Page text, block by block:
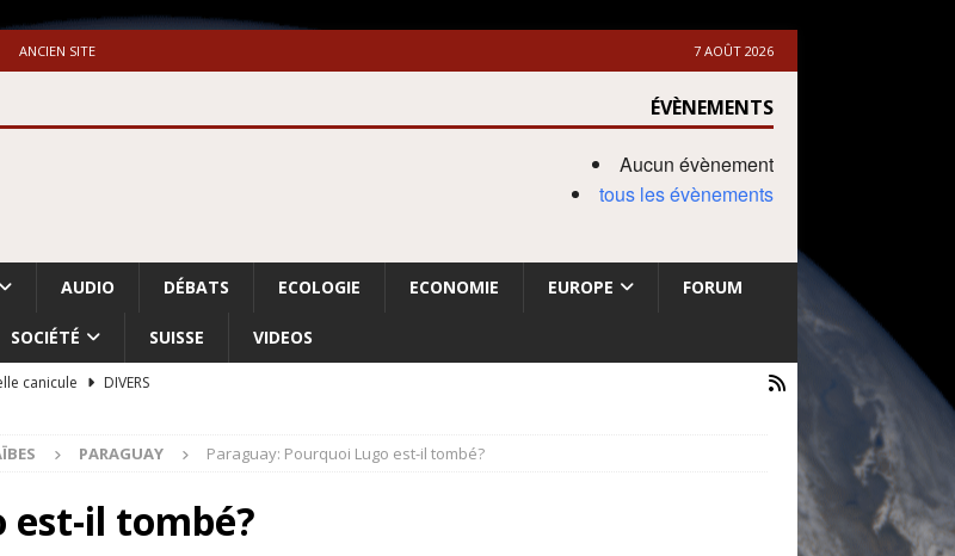
ANCIEN SITE 7 AOÛT 2026
ÉVÈNEMENTS
Aucun évènement
tous les évènements
AUDIO DÉBATS ECOLOGIE ECONOMIE EUROPE FORUM
SOCIÉTÉ SUISSE VIDEOS
canicule
DIVERS
ethnique en Cisjordanie et à Gaza
électorale” était une blague de mauvais
PARAGUAY Paraguay: Pourquoi Lugo est-il tombé?
est-il tombé?